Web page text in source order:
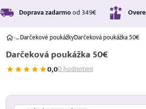
Doprava zadarmood 349€
›…Darčekové poukážkyDarčeková poukážka 50€
Darčeková poukážka 50€
0,00 hodnotení
17,99 %
p.a.